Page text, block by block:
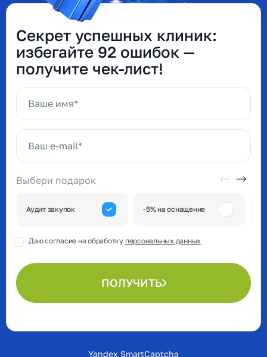
Секрет успешных клиник:
избегайте 92 ошибок —
получите чек-лист!
Выбери подарок
Аудит закупок -5% на оснащение
Даю согласие на обработку персональных данных
ПОЛУЧИТЬ
Yandex SmartCaptcha